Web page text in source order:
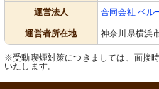
運営法人 合同会社 ベル
運営者所在地 神奈川県横浜
※受動喫煙対策につきましては、面接
いたします。